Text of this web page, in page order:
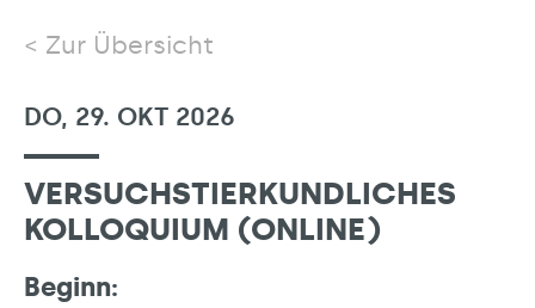
Zur Übersicht
DO, 29. OKT 2026
VERSUCHSTIERKUNDLICHES
KOLLOQUIUM (ONLINE)
Beginn: